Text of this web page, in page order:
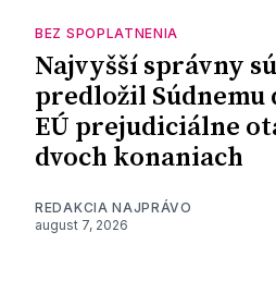
BEZ SPOPLATNENIA
Najvyšší správny
predložil Súdnemu
EÚ prejudiciálne
dvoch konaniach
REDAKCIA NAJPRÁVO
august 7, 2026